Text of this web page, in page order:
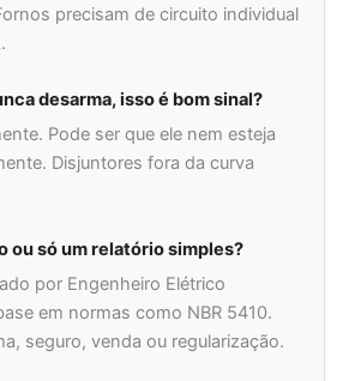
precisam de circuito individual
desarma, isso é bom sinal?
Pode ser que ele nem esteja
Disjuntores fora da curva
ou só um relatório simples?
por Engenheiro Elétrico
em normas como NBR 5410.
seguro, venda ou regularização.